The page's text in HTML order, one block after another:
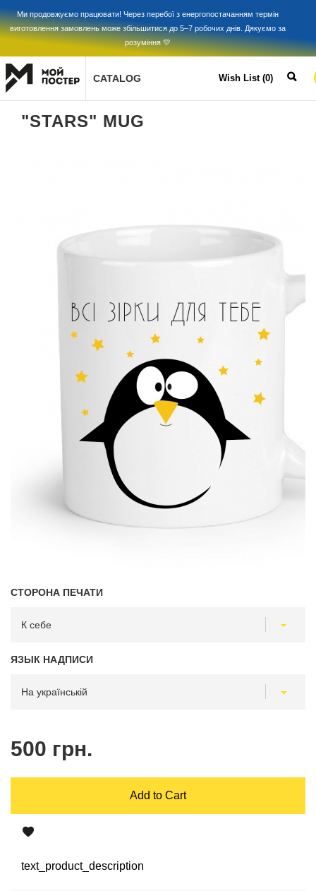
Ми продовжуємо працювати! Через перебої з енергопостачанням термін
виготовлення замовлень може збільшитися до 5–7 робочих днів. Дякуємо за
розуміння 💛
CATALOG Wish List (0)
"STARS" MUG
СТОРОНА ПЕЧАТИ
ЯЗЫК НАДПИСИ
500 грн.
Add to Cart
text_product_description